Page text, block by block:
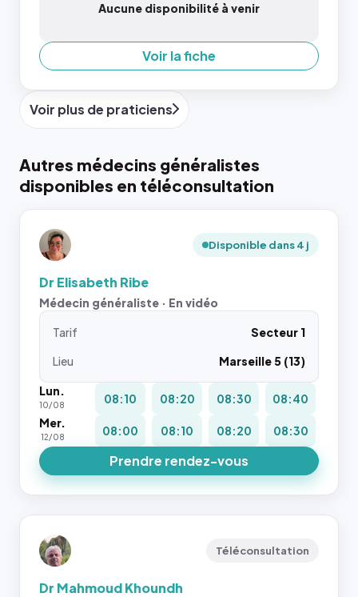
Aucune disponibilité à venir
Voir la fiche
Voir plus de praticiens
Autres médecins généralistes
disponibles en téléconsultation
Disponible dans 4 j
Dr Elisabeth Ribe
Médecin généraliste · En vidéo
Tarif
Secteur 1
Lieu
Marseille 5 (13)
Lun.
10/08 08:10 08:20 08:30
08:40
Mer.
12/08 08:00 08:10 08:20 08:30
Prendre rendez-vous
Téléconsultation
Dr Mahmoud Khoundh